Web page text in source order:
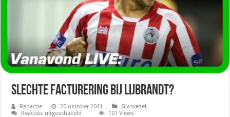
Slechte Facturering bij Lijbrandt?
Redactie 20 oktober 2011
Glasvezel
Reacties uitgeschakeld
101 Views